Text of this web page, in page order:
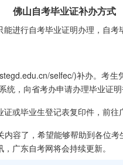
佛山自考毕业证补办方式
行自考毕业证明办理，自考
selfec/)补办。考生
，向省考办申请办理毕业证明
毕业生登记表复印件，前往
内容了，希望能够帮助到各位
广东自考网将会持续更新。